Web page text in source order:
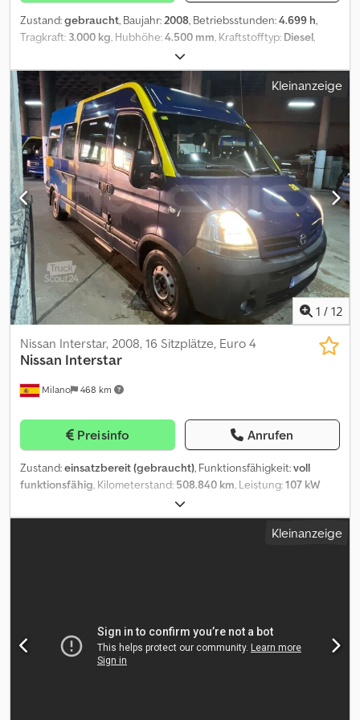
Zustand:gebraucht, Baujahr:2008, Betriebsstunden:4.699 h,
Tragkraft: 3.000 kg, Hubhöhe:4.500 mm, Kraftstofftyp: Diesel,
, Reifenzustand:
Farbe:Sonstige, Anbaugeräte: Seitenschieber,
Zinkenverstellgerät, Sonderausstattung: 3. Ventil, 4. Ventil, STVZO,
Vollkabine, CE Zertifikat, Innenspiegel, Rundumleuchte,
Scheibenwischer, Einpedal, Beschreibung: Werkstattgeprüft mit
UVV-Abnahme Dsdpfxoztf D Es Aiyeck
Kleinanzeige
1 / 12
Milano 468 km
Nissan Interstar, 2008, 16 Sitzplätze, Euro 4
Nissan Interstar
Preisinfo Anrufen
Zustand:einsatzbereit (gebraucht), Funktionsfähigkeit:voll
funktionsfähig, Kilometerstand: 508.840 km, Leistung:107 kW
, Getriebetyp:
Achsen-Konfiguration:2 Achsen, Erstzulassung:03/2008, nächste
, Reifengröße:
Achsen: 2 - Motor: Renault D/G9U - Hauptuntersuchung gültig bis:
2026-10-21 Ausstattung: - Klimaanlage - ABS Dcjdpfxjzrkvqo Aiyek -
ASR - Sicherheitsgurte - CD-Player Verkauft von Fleequid, dem
Kleinanzeige